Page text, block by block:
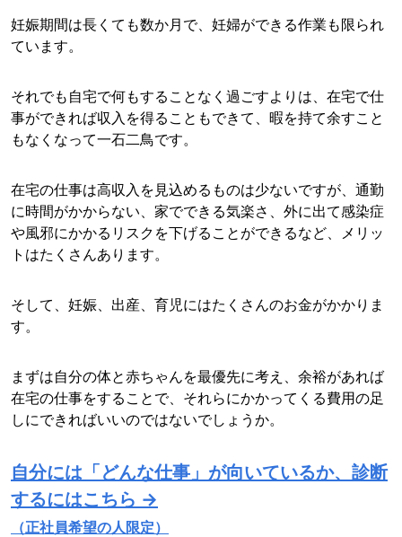
妊娠期間は長くても数か月で、妊婦ができる作業も限られ
ています。
それでも自宅で何もすることなく過ごすよりは、在宅で仕
事ができれば収入を得ることもできて、暇を持て余すこと
もなくなって一石二鳥です。
在宅の仕事は高収入を見込めるものは少ないですが、通勤
に時間がかからない、家でできる気楽さ、外に出て感染症
や風邪にかかるリスクを下げることができるなど、メリッ
トはたくさんあります。
そして、妊娠、出産、育児にはたくさんのお金がかかりま
す。
まずは自分の体と赤ちゃんを最優先に考え、余裕があれば
在宅の仕事をすることで、それらにかかってくる費用の足
しにできればいいのではないでしょうか。
自分には「どんな仕事」が向いているか、診断
するにはこちら →
（正社員希望の人限定）